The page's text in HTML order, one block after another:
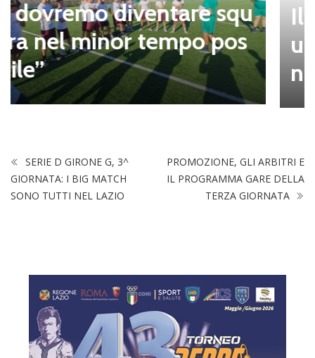
Il Rieti è pronto per una n
uova era tra continuità e ri
nnovamento
SERIE D GIRONE G, 3^
GIORNATA: I BIG MATCH
SONO TUTTI NEL LAZIO
PROMOZIONE, GLI ARBITRI E
IL PROGRAMMA GARE DELLA
TERZA GIORNATA